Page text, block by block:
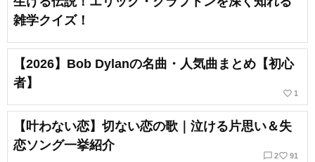
雑学クイズ！
【2026】Bob Dylanの名曲・人気曲まとめ【初心
者】
favorite_border 1
【叶わない恋】切ない恋の歌｜泣ける片思い＆失
恋ソング一挙紹介
chat_bubble_outline 2favorite_border 91